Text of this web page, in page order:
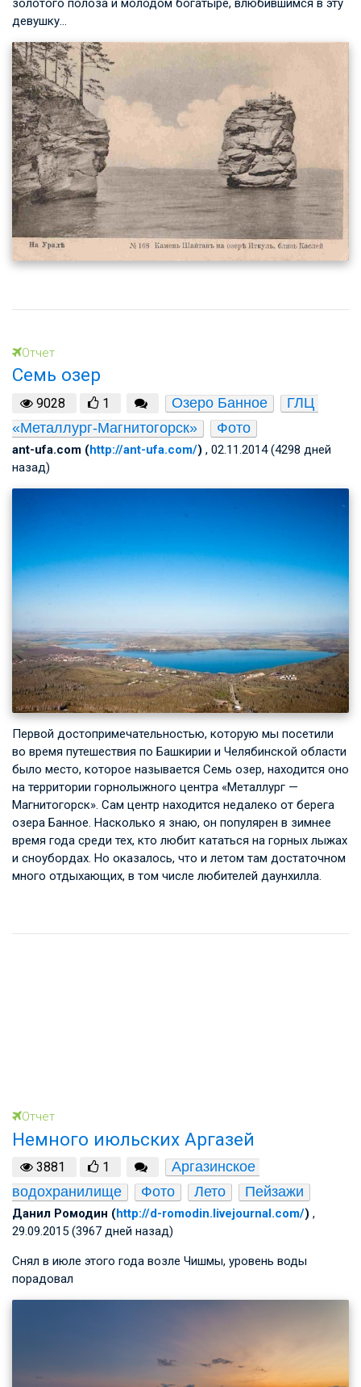
девушку…
Отчет
Семь озер
9028 1 Озеро Банное
ГЛЦ
«Металлург-Магнитогорск»
Фото
ant-ufa.com (http://ant-ufa.com/) , 02.11.2014 (4298 дней
назад)
Первой достопримечательностью, которую мы посетили
во время путешествия по Башкирии и Челябинской области
было место, которое называется Семь озер, находится оно
на территории горнолыжного центра «Металлург —
Магнитогорск». Сам центр находится недалеко от берега
озера Банное. Насколько я знаю, он популярен в зимнее
время года среди тех, кто любит кататься на горных лыжах
и сноубордах. Но оказалось, что и летом там достаточном
много отдыхающих, в том числе любителей даунхилла.
Отчет
Немного июльских Аргазей
3881 1
Аргазинское
водохранилище
Фото Лето Пейзажи
Данил Ромодин (http://d-romodin.livejournal.com/) ,
29.09.2015 (3967 дней назад)
Снял в июле этого года возле Чишмы, уровень воды
порадовал